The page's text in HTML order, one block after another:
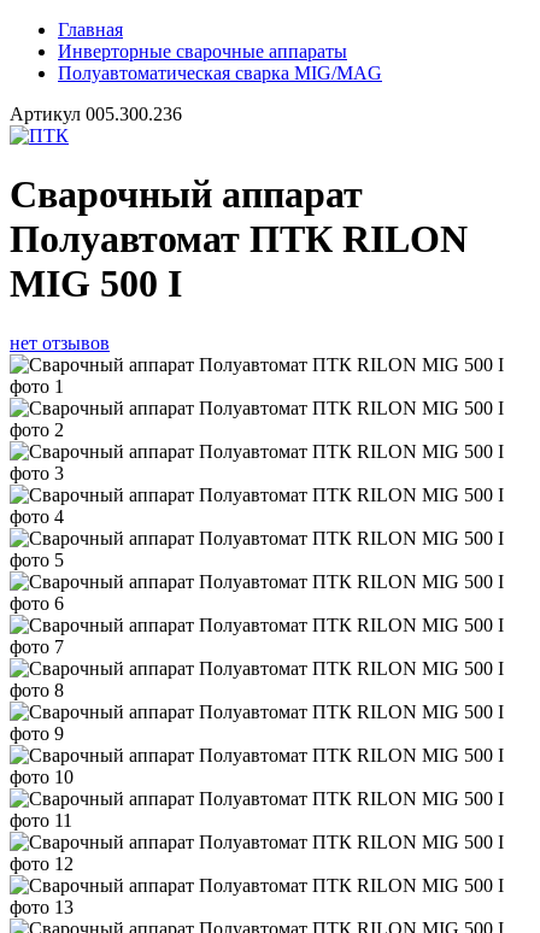
Главная
Инверторные сварочные аппараты
Полуавтоматическая сварка MIG/MAG
Артикул 005.300.236
Сварочный аппарат
Полуавтомат ПТК RILON
MIG 500 I
нет отзывов